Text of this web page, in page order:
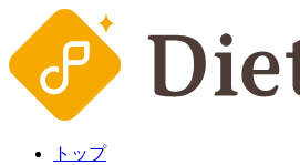
トップ